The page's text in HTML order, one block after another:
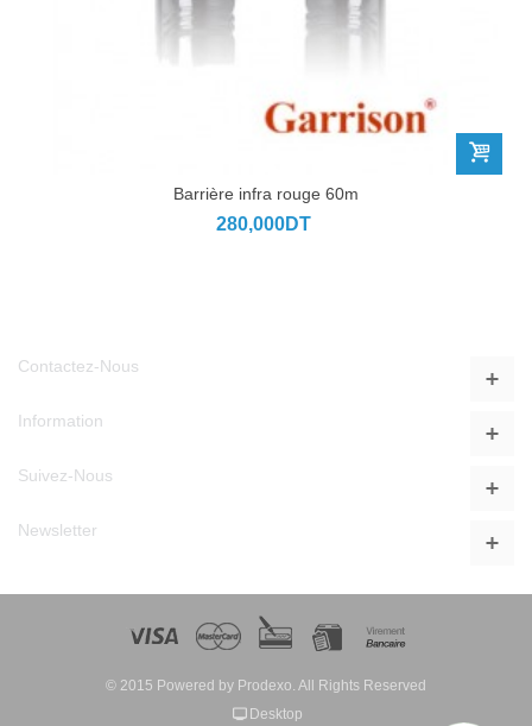
Barrière infra rouge 60m
280,000DT
Contactez-Nous
Information
Suivez-Nous
Newsletter
© 2015 Powered by Prodexo. All Rights Reserved
Desktop